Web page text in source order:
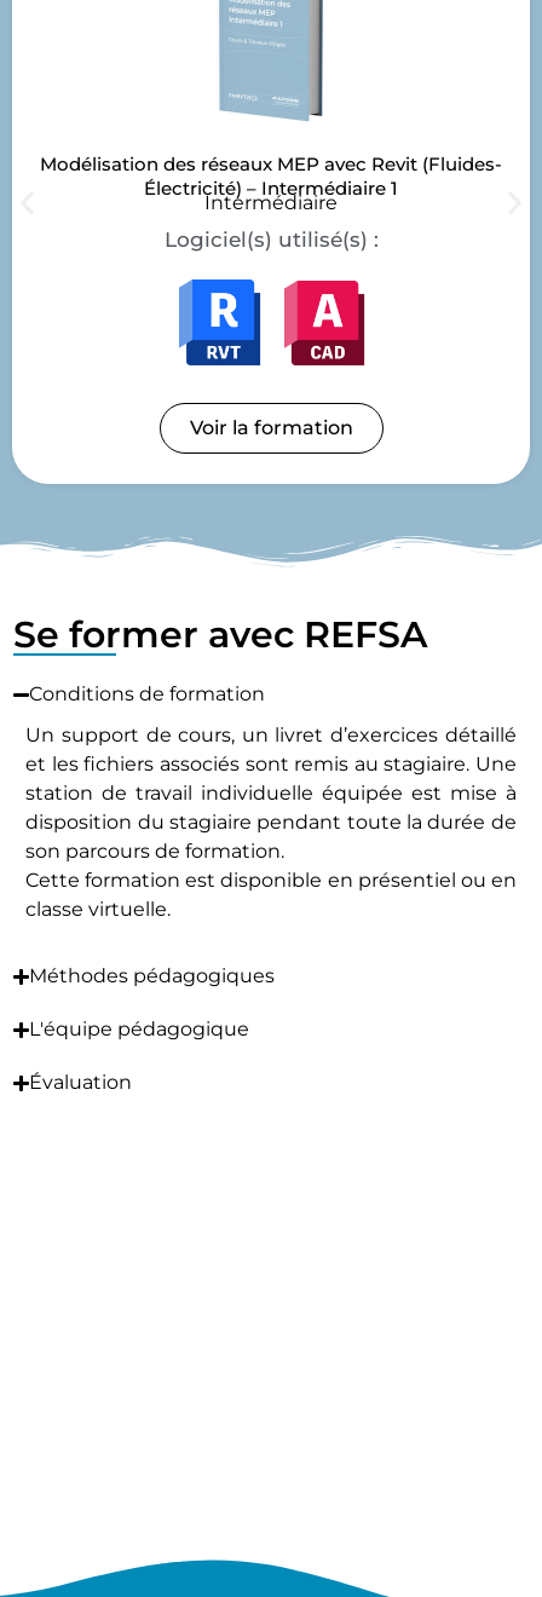
Modélisation des réseaux MEP avec Revit (Fluides-
Électricité) – Intermédiaire 1
Intermédiaire
Logiciel(s) utilisé(s) :
Voir la formation
Se former avec REFSA
Conditions de formation
Un support de cours, un livret d’exercices détaillé
et les fichiers associés sont remis au stagiaire. Une
station de travail individuelle équipée est mise à
disposition du stagiaire pendant toute la durée de
son parcours de formation.
Cette formation est disponible en présentiel ou en
classe virtuelle.
Méthodes pédagogiques
L'équipe pédagogique
Évaluation